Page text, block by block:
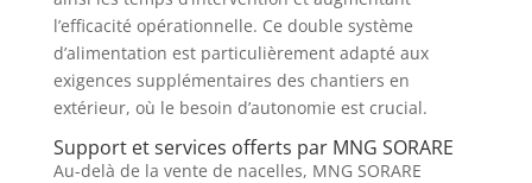
l’efficacité opérationnelle. Ce double système
d’alimentation est particulièrement adapté aux
exigences supplémentaires des chantiers en
extérieur, où le besoin d’autonomie est crucial.
Support et services offerts par MNG SORARE
Au-delà de la vente de nacelles, MNG SORARE